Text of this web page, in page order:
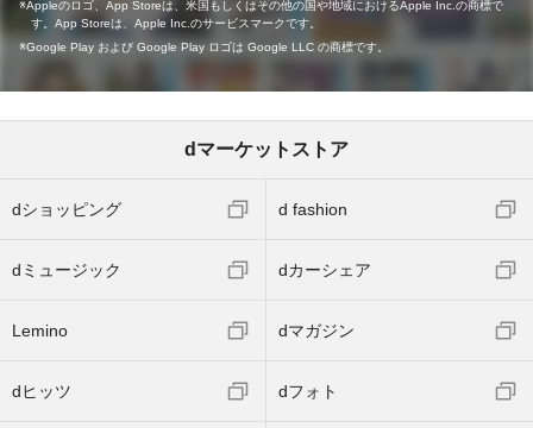
Appleのロゴ、App Storeは、米国もしくはその他の国や地域におけるApple Inc.の商標で
す。App Storeは、Apple Inc.のサービスマークです。
Google Play および Google Play ロゴは Google LLC の商標です。
dマーケットストア
dショッピング d fashion
dミュージック dカーシェア
Lemino dマガジン
dヒッツ dフォト